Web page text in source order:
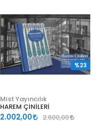
Mist Yayıncılık
HAREM ÇİNİLERİ
2.002,00 2.600,00
%23